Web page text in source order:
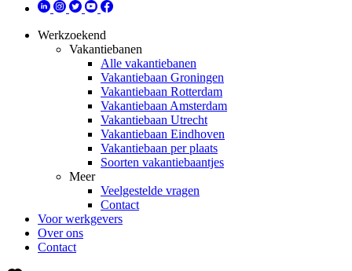
Werkzoekend
Vakantiebanen
Alle vakantiebanen
Vakantiebaan Groningen
Vakantiebaan Rotterdam
Vakantiebaan Amsterdam
Vakantiebaan Utrecht
Vakantiebaan Eindhoven
Vakantiebaan per plaats
Soorten vakantiebaantjes
Meer
Veelgestelde vragen
Contact
Voor werkgevers
Over ons
Contact